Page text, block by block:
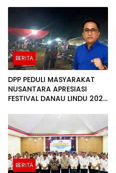
BERITA
DPP PEDULI MASYARAKAT
NUSANTARA APRESIASI
FESTIVAL DANAU LINDU 2026
DAN EKONOMI KERAKYATAN
BERITA